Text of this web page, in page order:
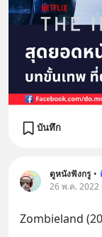
บันทึก
ดูหนังฟังกรู •
26 พ.ค. 2022
Zombieland